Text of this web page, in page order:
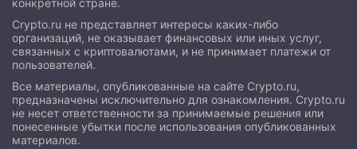
конкретной стране.
Crypto.ru не представляет интересы каких-либо
организаций, не оказывает финансовых или иных услуг,
связанных с криптовалютами, и не принимает платежи от
пользователей.
Все материалы, опубликованные на сайте Crypto.ru,
предназначены исключительно для ознакомления. Crypto.ru
не несет ответственности за принимаемые решения или
понесенные убытки после использования опубликованных
материалов.